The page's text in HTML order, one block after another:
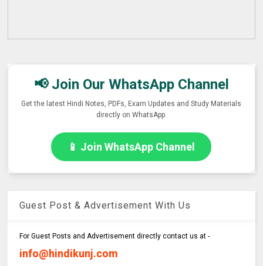
📢 Join Our WhatsApp Channel
Get the latest Hindi Notes, PDFs, Exam Updates and Study Materials
directly on WhatsApp.
📱 Join WhatsApp Channel
Guest Post & Advertisement With Us
For Guest Posts and Advertisement directly contact us at -
info@hindikunj.com